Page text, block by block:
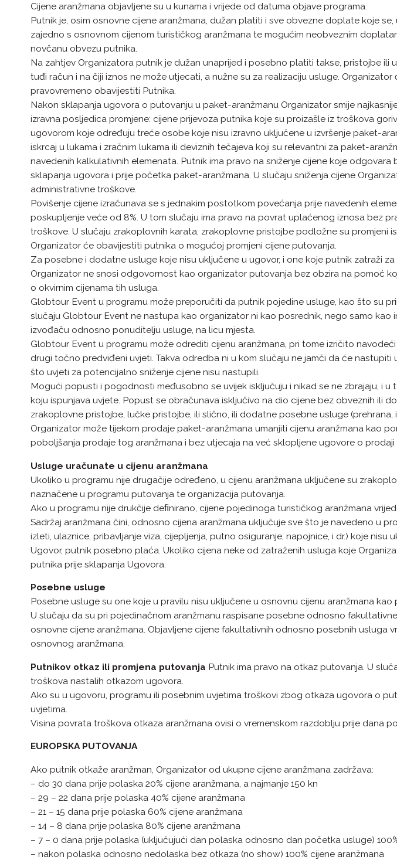
Cijene aranžmana objavljene su u kunama i vrijede od datuma objave programa.
Putnik je, osim osnovne cijene aranžmana, dužan platiti i sve obvezne doplate koje
zajedno s osnovnom cijenom turističkog aranžmana te mogućim neobveznim
novčanu obvezu putnika.
Na zahtjev Organizatora putnik je dužan unaprijed i posebno platiti takse, pristojbe
tuđi račun i na čiji iznos ne može utjecati, a nužne su za realizaciju usluge.
pravovremeno obavijestiti Putnika.
Nakon sklapanja ugovora o putovanju u paket-aranžmanu Organizator smije
izravna posljedica promjene: cijene prijevoza putnika koje su proizašle iz troškova
ugovorom koje određuju treće osobe koje nisu izravno uključene u izvršenje paket-
iskrcaj u lukama i zračnim lukama ili deviznih tečajeva koji su relevantni za paket-
navedenih kalkulativnih elemenata. Putnik ima pravo na sniženje cijene koje
sklapanja ugovora i prije početka paket-aranžmana. U slučaju sniženja cijene
administrativne troškove.
Povišenje cijene izračunava se s jednakim postotkom povećanja prije navedenih
poskupljenje veće od 8%. U tom slučaju ima pravo na povrat uplaćenog iznosa bez
troškove. U slučaju zrakoplovnih karata, zrakoplovne pristojbe podložne su promjeni
Organizator će obavijestiti putnika o mogućoj promjeni cijene putovanja.
Za posebne i dodatne usluge koje nisu uključene u ugovor, i one koje putnik zatraži
Organizator ne snosi odgovornost kao organizator putovanja bez obzira na pomoć
o okvirnim cijenama tih usluga.
Globtour Event u programu može preporučiti da putnik pojedine usluge, kao što su
slučaju Globtour Event ne nastupa kao organizator ni kao posrednik, nego samo
izvođaču odnosno ponuditelju usluge, na licu mjesta.
Globtour Event u programu može odrediti cijenu aranžmana, pri tome izričito
drugi točno predviđeni uvjeti. Takva odredba ni u kom slučaju ne jamči da će
što uvjeti za potencijalno sniženje cijene nisu nastupili.
Mogući popusti i pogodnosti međusobno se uvijek isključuju i nikad se ne zbrajaju, i
koju ispunjava uvjete. Popust se obračunava isključivo na dio cijene bez obveznih ili
zrakoplovne pristojbe, lučke pristojbe, ili slično, ili dodatne posebne usluge (prehrana,
Organizator može tijekom prodaje paket-aranžmana umanjiti cijenu aranžmana kao
poboljšanja prodaje tog aranžmana i bez utjecaja na već sklopljene ugovore o prodaji
Usluge uračunate u cijenu aranžmana
Ukoliko u programu nije drugačije određeno, u cijenu aranžmana uključene su
naznačene u programu putovanja te organizacija putovanja.
Ako u programu nije drukčije deﬁnirano, cijene pojedinoga turističkog aranžmana
Sadržaj aranžmana čini, odnosno cijena aranžmana uključuje sve što je navedeno u
izleti, ulaznice, pribavljanje viza, cijepljenja, putno osiguranje, napojnice, i dr.) koje
Ugovor, putnik posebno plaća. Ukoliko cijena neke od zatraženih usluga koje
putnika prije sklapanja Ugovora.
Posebne usluge
Posebne usluge su one koje u pravilu nisu uključene u osnovnu cijenu aranžmana
U slučaju da su pri pojedinačnom aranžmanu raspisane posebne odnosno
osnovne cijene aranžmana. Objavljene cijene fakultativnih odnosno posebnih
osnovnog aranžmana.
Putnikov otkaz ili promjena putovanja Putnik ima pravo na otkaz putovanja. U
troškova nastalih otkazom ugovora.
Ako su u ugovoru, programu ili posebnim uvjetima troškovi zbog otkaza ugovora o
uvjetima.
Visina povrata troškova otkaza aranžmana ovisi o vremenskom razdoblju prije dana
EUROPSKA PUTOVANJA
Ako putnik otkaže aranžman, Organizator od ukupne cijene aranžmana zadržava:
– do 30 dana prije polaska 20% cijene aranžmana, a najmanje 150 kn
– 29 – 22 dana prije polaska 40% cijene aranžmana
– 21 – 15 dana prije polaska 60% cijene aranžmana
– 14 – 8 dana prije polaska 80% cijene aranžmana
– 7 – 0 dana prije polaska (uključujući dan polaska odnosno dan početka usluge)
– nakon polaska odnosno nedolaska bez otkaza (no show) 100% cijene aranžmana